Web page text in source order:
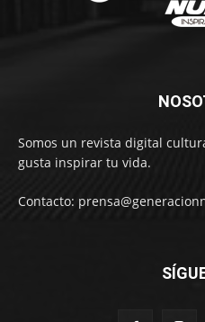
Somos un revista digital
gusta inspirar tu vida.
Contacto: